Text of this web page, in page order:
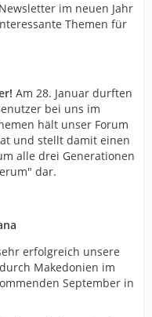
im neuen Jahr
Themen für
Am 28. Januar durften
bei uns im
hält unser Forum
und stellt damit einen
alle drei Generationen
dar.
erfolgreich unsere
Makedonien im
September in